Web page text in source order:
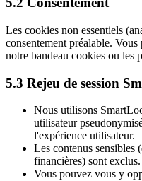
Les cookies non essentiels
consentement préalable.
notre bandeau cookies ou les
5.3 Rejeu de session
Nous utilisons
utilisateur
l'expérience utilisateur.
Les contenus sensibles
financières) sont exclus.
Vous pouvez vous y